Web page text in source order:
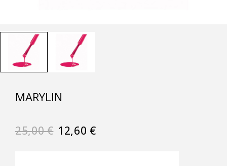
MARYLIN
25,00€ 12,60 €